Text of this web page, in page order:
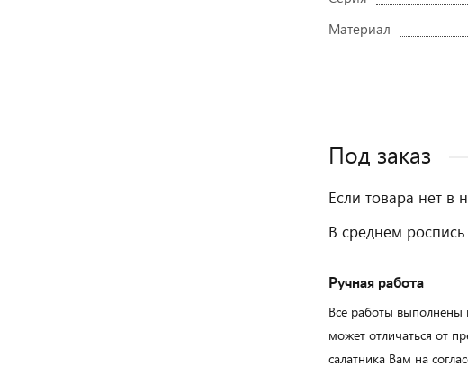
Материал
Под заказ
Если товара нет в
В среднем
Ручная работа
Все работы выполнены
может отличаться от
салатника Вам на